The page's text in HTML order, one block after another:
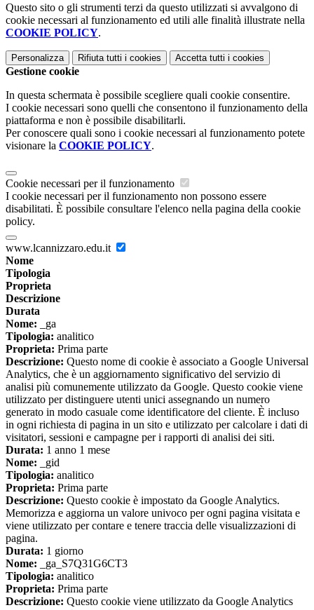
Questo sito o gli strumenti terzi da questo utilizzati si avvalgono di
cookie necessari al funzionamento ed utili alle finalità illustrate nella
COOKIE POLICY.
Personalizza Rifiuta tutti i cookies Accetta tutti i cookies
Gestione cookie
In questa schermata è possibile scegliere quali cookie consentire.
I cookie necessari sono quelli che consentono il funzionamento della
piattaforma e non è possibile disabilitarli.
Per conoscere quali sono i cookie necessari al funzionamento potete
visionare la COOKIE POLICY.
Cookie necessari per il funzionamento
I cookie necessari per il funzionamento non possono essere
disabilitati. È possibile consultare l'elenco nella pagina della cookie
policy.
www.lcannizzaro.edu.it
Nome
Tipologia
Proprieta
Descrizione
Durata
Nome: _ga
Tipologia: analitico
Proprieta: Prima parte
Descrizione: Questo nome di cookie è associato a Google Universal
Analytics, che è un aggiornamento significativo del servizio di
analisi più comunemente utilizzato da Google. Questo cookie viene
utilizzato per distinguere utenti unici assegnando un numero
generato in modo casuale come identificatore del cliente. È incluso
in ogni richiesta di pagina in un sito e utilizzato per calcolare i dati di
visitatori, sessioni e campagne per i rapporti di analisi dei siti.
Durata: 1 anno 1 mese
Nome: _gid
Tipologia: analitico
Proprieta: Prima parte
Descrizione: Questo cookie è impostato da Google Analytics.
Memorizza e aggiorna un valore univoco per ogni pagina visitata e
viene utilizzato per contare e tenere traccia delle visualizzazioni di
pagina.
Durata: 1 giorno
Nome: _ga_S7Q31G6CT3
Tipologia: analitico
Proprieta: Prima parte
Descrizione: Questo cookie viene utilizzato da Google Analytics